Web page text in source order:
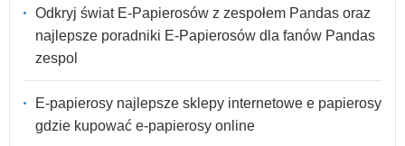
Odkryj świat E-Papierosów z zespołem Pandas oraz
najlepsze poradniki E-Papierosów dla fanów Pandas
zespol
E-papierosy najlepsze sklepy internetowe e papierosy
gdzie kupować e-papierosy online